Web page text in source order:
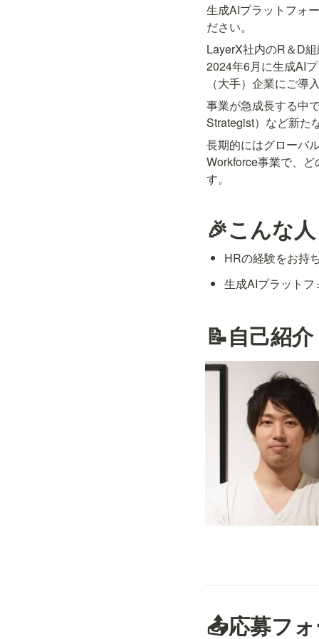
生成AIプラットフォ
ださい。
LayerX社内のR＆D
2024年6月に生成AI
（大手）企業にご導
事業が急成長する中
Strategist）など新た
長期的にはグローバ
Workforce事業で、
す。
🎉こんな
HRの経験をお持
生成AIプラット
📝自己紹介
📤応募フ